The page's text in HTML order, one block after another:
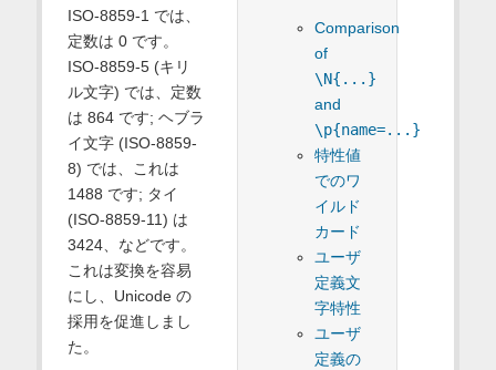
Comparison
of
\N{...}
and
\p{name=...}
特性値
でのワ
イルド
カード
ユーザ
定義文
字特性
ユーザ
定義の
ISO-8859-1 では、
定数は 0 です。
ISO-8859-5 (キリ
ル文字) では、定数
は 864 です; ヘブラ
イ文字 (ISO-8859-
8) では、これは
1488 です; タイ
(ISO-8859-11) は
3424、などです。
これは変換を容易
にし、Unicode の
採用を促進しまし
た。